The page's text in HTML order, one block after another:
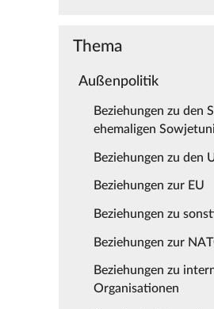
Thema
Außenpolitik
Beziehungen zu den
ehemaligen
Beziehungen zu den
Beziehungen zur EU
Beziehungen zu
Beziehungen zur
Beziehungen zu
Organisationen